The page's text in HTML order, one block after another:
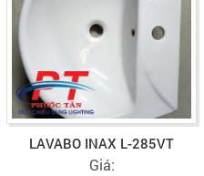
LAVABO INAX L-285VT
Giá: